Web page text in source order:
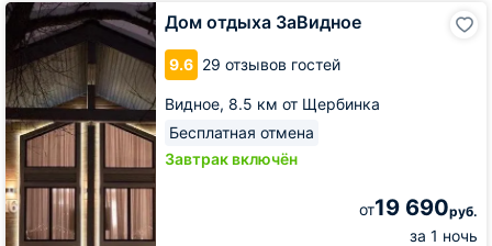
Дом отдыха ЗаВидное
9.6 29 отзывов гостей
Видное, 8.5 км от Щербинка
Бесплатная отмена
Завтрак включён
от19 690руб.
за 1 ночь
Дом
отдыха
ЗаВидное